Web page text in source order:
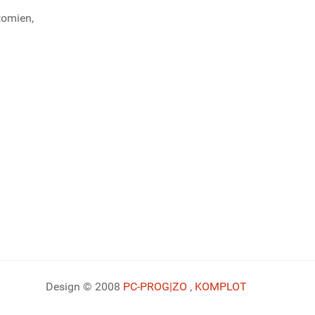
Design © 2008 PC-PROG|ZO , KOMPLOT